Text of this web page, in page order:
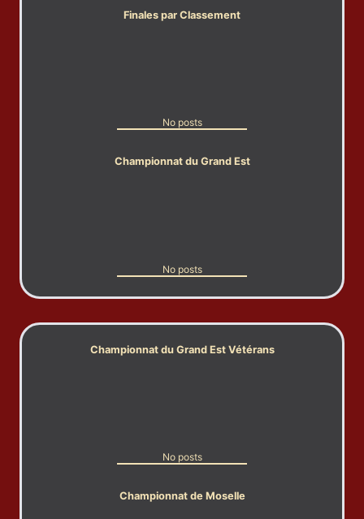
Finales par Classement
No posts
Championnat du Grand Est
No posts
Championnat du Grand Est Vétérans
No posts
Championnat de Moselle